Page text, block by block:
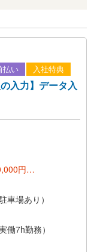
払い 入社特典
の入力】データ入
円～
車場あり）
働7h勤務）